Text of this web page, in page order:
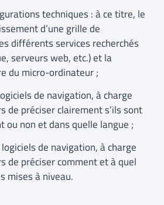
techniques : à ce titre, le
d’une grille de
différents services recherchés
serveurs web, etc.) et la
du micro-ordinateur ;
de navigation, à charge
de préciser clairement s’ils sont
non et dans quelle langue ;
de navigation, à charge
de préciser comment et à quel
mises à niveau.